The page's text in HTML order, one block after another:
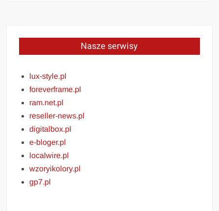
Nasze serwisy
lux-style.pl
foreverframe.pl
ram.net.pl
reseller-news.pl
digitalbox.pl
e-bloger.pl
localwire.pl
wzoryikolory.pl
gp7.pl